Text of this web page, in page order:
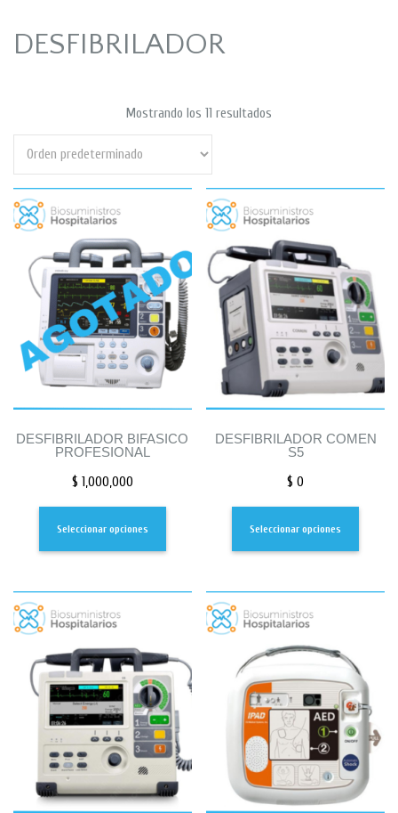
DESFIBRILADOR
Mostrando los 11 resultados
DESFIBRILADOR BIFASICO
PROFESIONAL
$ 1,000,000
Seleccionar opciones
DESFIBRILADOR COMEN
S5
$ 0
Seleccionar opciones